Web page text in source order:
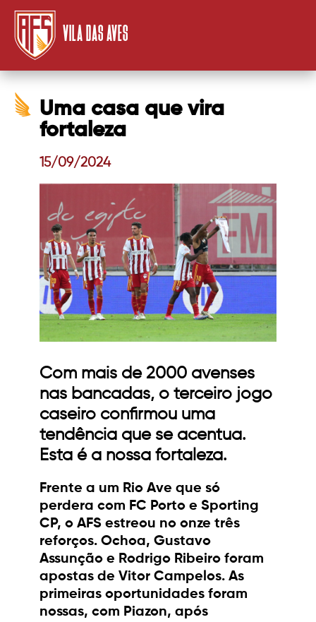
VILA DAS AVES
Uma casa que vira
fortaleza
15/09/2024
Com mais de 2000 avenses
nas bancadas, o terceiro jogo
caseiro confirmou uma
tendência que se acentua.
Esta é a nossa fortaleza.
Frente a um Rio Ave que só
perdera com FC Porto e Sporting
CP, o AFS estreou no onze três
reforços. Ochoa, Gustavo
Assunção e Rodrigo Ribeiro foram
apostas de Vitor Campelos. As
primeiras oportunidades foram
nossas, com Piazon, após